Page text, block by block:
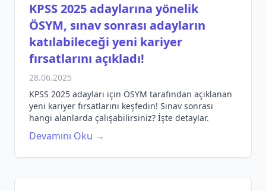
KPSS 2025 adaylarına yönelik
ÖSYM, sınav sonrası adayların
katılabileceği yeni kariyer
fırsatlarını açıkladı!
28.06.2025
KPSS 2025 adayları için ÖSYM tarafından açıklanan
yeni kariyer fırsatlarını keşfedin! Sınav sonrası
hangi alanlarda çalışabilirsiniz? İşte detaylar.
Devamını Oku →